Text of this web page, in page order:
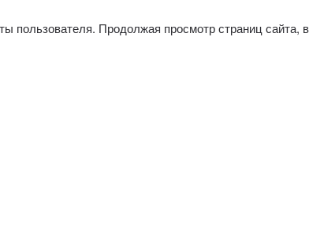
пользователя. Продолжая просмотр страниц